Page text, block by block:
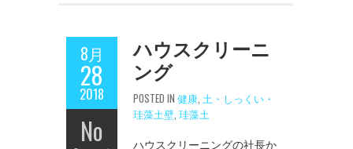
8月
28
2018
No
ハウスクリーニ
ング
POSTED IN 健康 土・しっくい・
珪藻土壁 珪藻土
ハウスクリーニングの社長か